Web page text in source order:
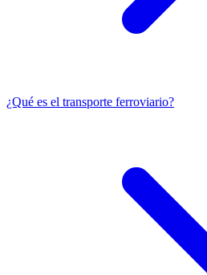
¿Qué es el transporte ferroviario?